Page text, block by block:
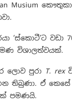
Musium
‘ස්කොටී’ට වඩා
විශාලත්වයක්.
ලොව පුරා T. rex
තිබුණා. ඒ
පමණයි.